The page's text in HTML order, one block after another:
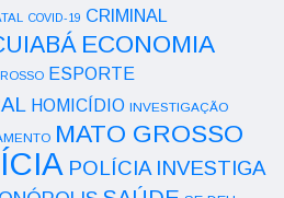
COVID-19 CRIMINAL
ECONOMIA
ESPORTE
HOMICÍDIO INVESTIGAÇÃO
MATO GROSSO
POLÍCIA INVESTIGA